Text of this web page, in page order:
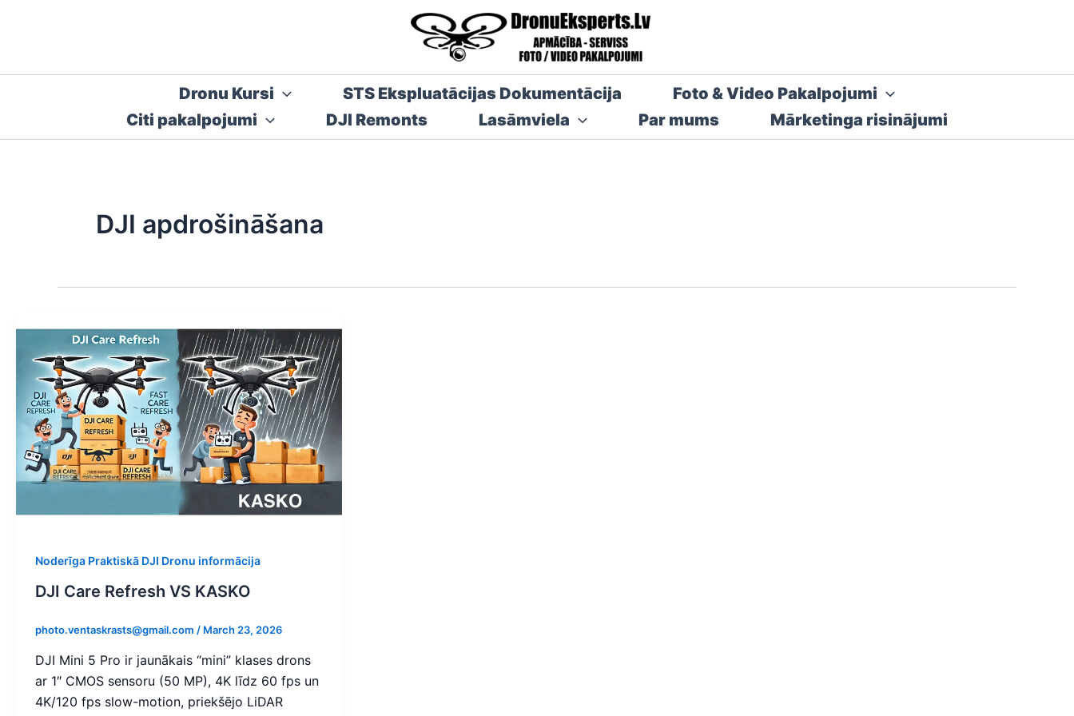
Dronu Kursi STS Ekspluatācijas Dokumentācija
Foto & Video Pakalpojumi
Citi pakalpojumi
DJI Remonts Lasāmviela Par mums Mārketinga risinājumi
DJI apdrošināšana
Noderīga Praktiskā DJI Dronu informācija
DJI Care Refresh VS KASKO
photo.ventaskrasts@gmail.com / March 23, 2026
DJI Mini 5 Pro ir jaunākais “mini” klases drons
ar 1″ CMOS sensoru (50 MP), 4K līdz 60 fps un
4K/120 fps slow-motion, priekšējo LiDAR